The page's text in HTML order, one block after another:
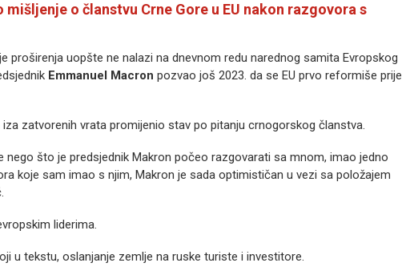
o članstvu Crne Gore u EU nakon razgovora s
proširenja uopšte ne nalazi na dnevnom redu narednog samita Evropskog
Emmanuel Macron pozvao još 2023. da se EU prvo reformiše prije
zatvorenih vrata promijenio stav po pitanju crnogorskog članstva.
nego što je predsjednik Makron počeo razgovarati sa mnom, imao jedno
koje sam imao s njim, Makron je sada optimističan u vezi sa položajem
liderima.
u tekstu, oslanjanje zemlje na ruske turiste i investitore.